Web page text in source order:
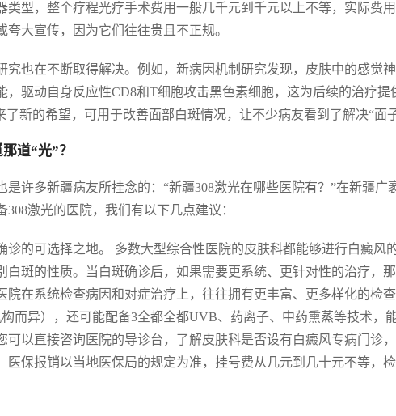
类型，整个疗程光疗手术费用一般几千元到千元以上不等，实际费
大宣传，因为它们往往贵且不正规。
究也在不断取得解决。例如，新病因机制研究发现，皮肤中的感觉
，驱动自身反应性CD8和T细胞攻击黑色素细胞，这为后续的治疗提
新的希望，可用于改善面部白斑情况，让不少病友看到了解决“面
道“光”？
是许多新疆病友所挂念的：“新疆308激光在哪些医院有？”在新疆广
激光的医院，我们有以下几点建议：
诊的可选择之地。 多数大型综合性医院的皮肤科都能够进行白癜风
白斑的性质。当白斑确诊后，如果需要更系统、更针对性的治疗，
院在系统检查病因和对症治疗上，往往拥有更丰富、更多样化的检
而异），还可能配备3全都全都UVB、药离子、中药熏蒸等技术，
可以直接咨询医院的导诊台，了解皮肤科是否设有白癜风专病门诊
医保报销以当地医保局的规定为准，挂号费从几元到几十元不等，